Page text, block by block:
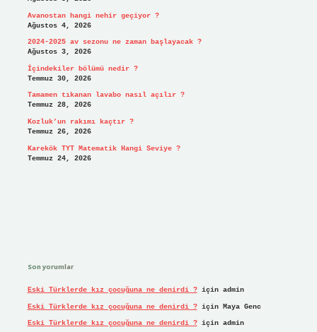
Avanostan hangi nehir geçiyor ?
Ağustos 4, 2026
2024-2025 av sezonu ne zaman başlayacak ?
Ağustos 3, 2026
İçindekiler bölümü nedir ?
Temmuz 30, 2026
Tamamen tıkanan lavabo nasıl açılır ?
Temmuz 28, 2026
Kozluk’un rakımı kaçtır ?
Temmuz 26, 2026
Karekök TYT Matematik Hangi Seviye ?
Temmuz 24, 2026
Son yorumlar
Eski Türklerde kız çocuğuna ne denirdi ?için admin
Eski Türklerde kız çocuğuna ne denirdi ?için Maya Genc
Eski Türklerde kız çocuğuna ne denirdi ?için admin